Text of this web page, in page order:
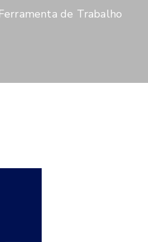
de Trabalho